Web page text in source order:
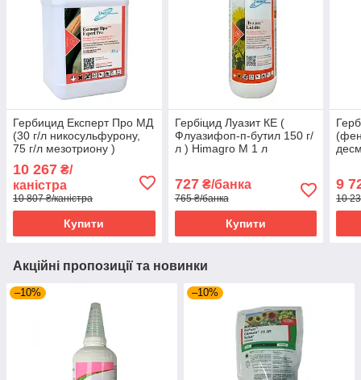
Гербицид Експерт Про МД
(30 г/л никосульфурону,
75 г/л мезотриону )
10 267 ₴/
каністра
10 807 ₴/каністра
Купити
Гербіцид Луазит КЕ (
Флуазифоп-п-бутил 150 г/
л ) Himagro M 1 л
727₴/банка
765 ₴/банка
Купити
9
10
Акційні пропозиції та новинки
–10% –10%